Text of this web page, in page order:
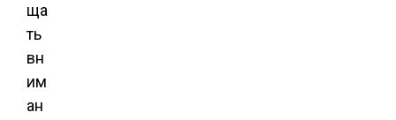
ща
ть
вн
им
ан